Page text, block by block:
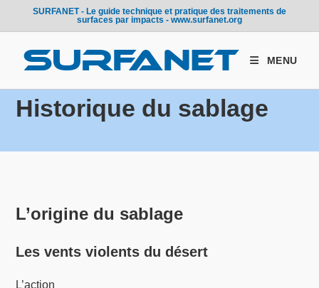
SURFANET - Le guide technique et pratique des traitements de
surfaces par impacts - www.surfanet.org
MENU
Historique du sablage
L’origine du sablage
Les vents violents du désert
L’action